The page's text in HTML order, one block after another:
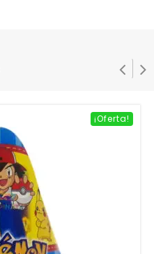
¡Oferta!